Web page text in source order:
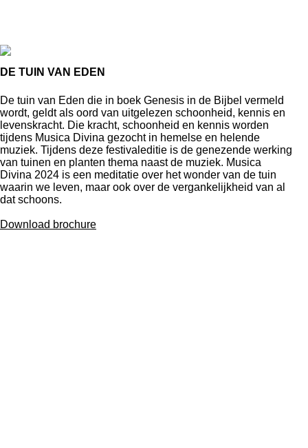
DE TUIN VAN EDEN
De tuin van Eden die in boek Genesis in de Bijbel vermeld
wordt, geldt als oord van uitgelezen schoonheid, kennis en
levenskracht. Die kracht, schoonheid en kennis worden
tijdens Musica Divina gezocht in hemelse en helende
muziek. Tijdens deze festivaleditie is de genezende werking
van tuinen en planten thema naast de muziek. Musica
Divina 2024 is een meditatie over het wonder van de tuin
waarin we leven, maar ook over de vergankelijkheid van al
dat schoons.
Download brochure